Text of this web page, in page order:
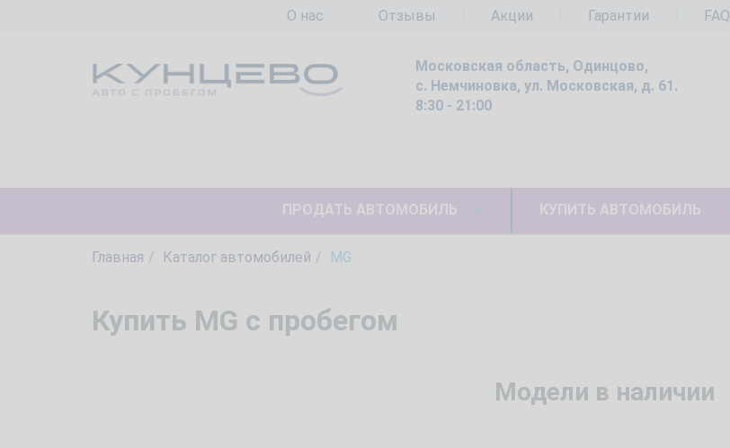
О нас Отзывы Акции Гарантии FAQ
Московская область, Одинцово,
с. Немчиновка, ул. Московская, д. 61.
8:30 - 21:00
ПРОДАТЬ АВТОМОБИЛЬ КУПИТЬ АВТОМОБИЛЬ
Главная Каталог автомобилей MG
Купить MG с пробегом
Модели в наличии